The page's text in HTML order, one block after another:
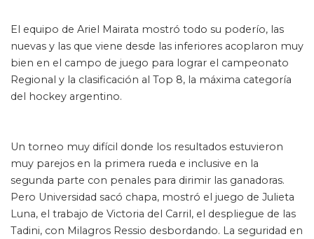
El equipo de Ariel Mairata mostró todo su poderío, las
nuevas y las que viene desde las inferiores acoplaron muy
bien en el campo de juego para lograr el campeonato
Regional y la clasificación al Top 8, la máxima categoría
del hockey argentino.
Un torneo muy difícil donde los resultados estuvieron
muy parejos en la primera rueda e inclusive en la
segunda parte con penales para dirimir las ganadoras.
Pero Universidad sacó chapa, mostró el juego de Julieta
Luna, el trabajo de Victoria del Carril, el despliegue de las
Tadini, con Milagros Ressio desbordando. La seguridad en